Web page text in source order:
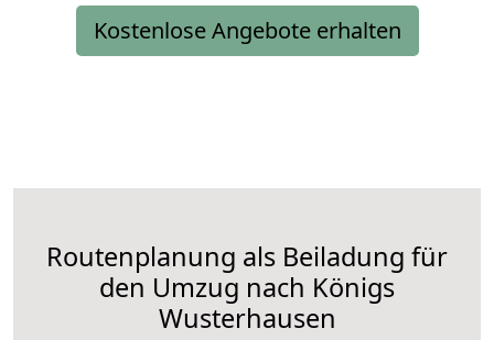
Kostenlose Angebote erhalten
Routenplanung als Beiladung für
den Umzug nach Königs
Wusterhausen